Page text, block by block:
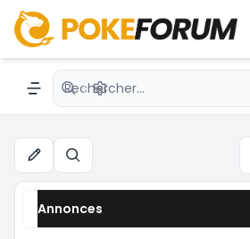
Les news Pokémon
Navigation menu
Recherche avancée
Rechercher
Annonces